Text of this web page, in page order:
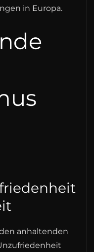
in Europa.
anhaltenden